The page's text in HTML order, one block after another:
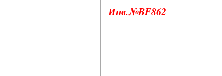
Инв.№BF862